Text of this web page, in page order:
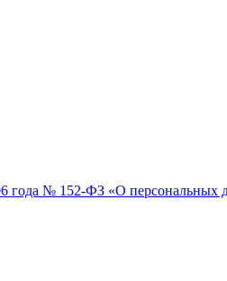
года № 152-ФЗ «О персональных